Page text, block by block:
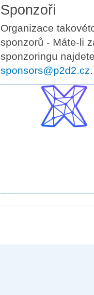
Sponzoři
Organizace
sponzorů - Máte-li
sponzoringu
sponsors@p2d2.cz.